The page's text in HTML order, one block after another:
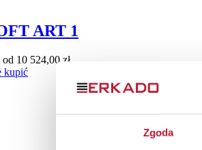
Zgoda
ART 1
od 10 524,00 zł
kupić